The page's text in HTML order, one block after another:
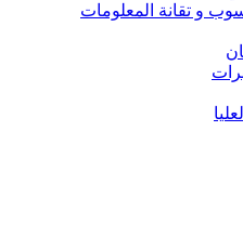
و تقانة المعلومات